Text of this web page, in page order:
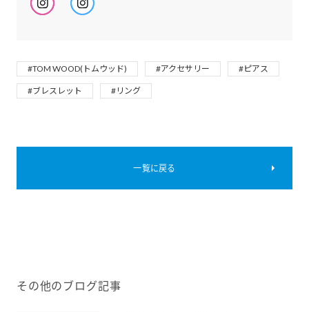
#TOM WOOD(トムウッド) #アクセサリー #ピアス
#ブレスレット #リング
一覧に戻る
その他のブログ記事